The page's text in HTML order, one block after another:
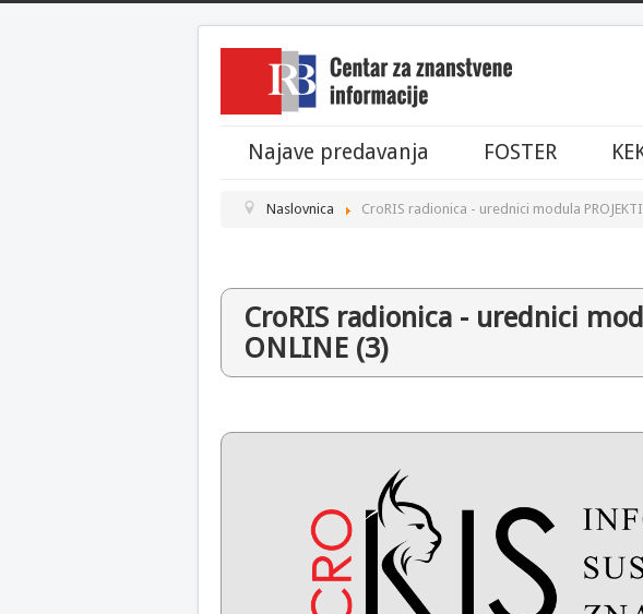
Najave predavanja FOSTER
Naslovnica CroRIS radionica - urednici modula
CroRIS radionica - urednici
ONLINE (3)